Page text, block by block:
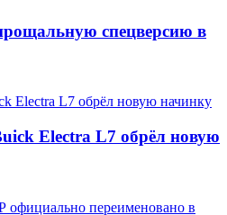
спецверсию в
Electra L7 обрёл новую